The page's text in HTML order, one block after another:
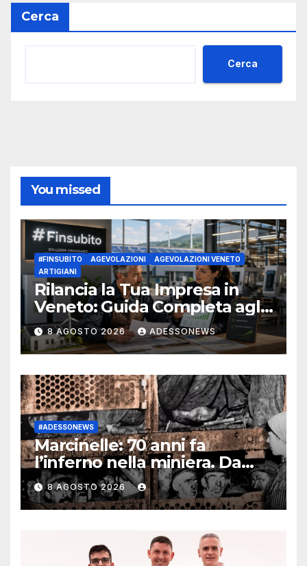
Cerca
Cerca
You missed
#FINSUBITO AGEVOLAZIONI
AGEVOLAZIONI VENETO
ARTIGIANI
Rilancia la Tua Impresa in
Veneto: Guida Completa agli
Incentivi 2026 per Artigiani e
Rinnovabili | Il Supporto di
#Finsubito – #Adessonews –
#Finsubito – Adessonews
8 AGOSTO 2026 ADESSONEWS
#ADESSONEWS
Marcinelle: 70 anni fa
l’inferno nella miniera. Da
Meloni a Mattarella, l’Italia
ricorda i suoi figli
8 AGOSTO 2026